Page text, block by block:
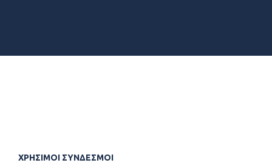
ΧΡΗΣΙΜΟΙ ΣΥΝΔΕΣΜΟΙ